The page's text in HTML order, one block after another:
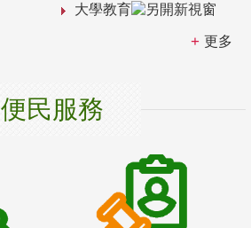
大學教育
更多
便民服務